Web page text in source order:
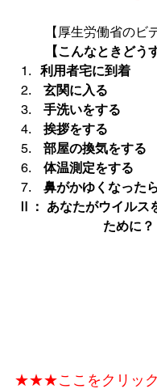
【こんなときどう
利用者宅に到着
玄関に入る
手洗いをする
挨拶をする
部屋の換気をする
体温測定をする
鼻がかゆくなった
Ⅱ： あなたがウイルス
ために？
★★★ここをクリ